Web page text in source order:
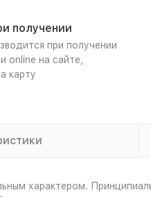
получении
при получении
online на сайте,
карту
характером.